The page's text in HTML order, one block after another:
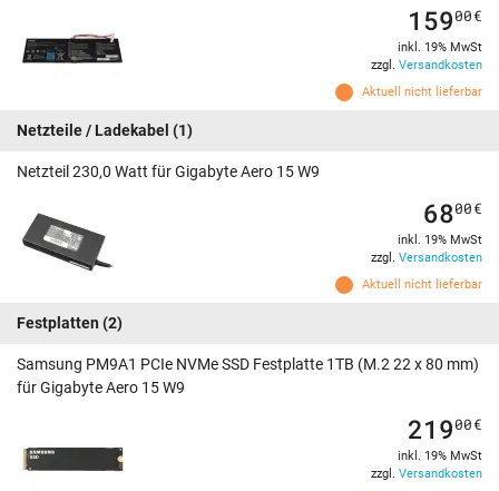
Aktuell nicht lieferbar
15900€
inkl. 19% MwSt
zzgl. Versandkosten
Netzteile / Ladekabel (1)
Netzteil 230,0 Watt für Gigabyte Aero 15 W9
Aktuell nicht lieferbar
6800€
inkl. 19% MwSt
zzgl. Versandkosten
Festplatten (2)
Samsung PM9A1 PCIe NVMe SSD Festplatte 1TB (M.2 22 x 80 mm)
für Gigabyte Aero 15 W9
21900€
inkl. 19% MwSt
zzgl. Versandkosten